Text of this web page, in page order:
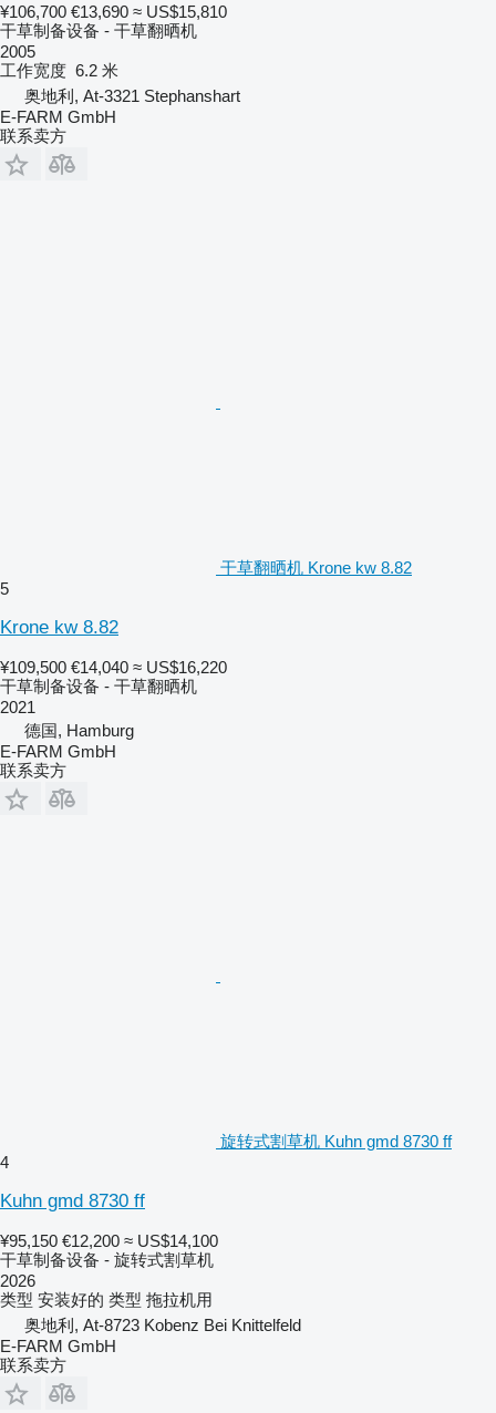
¥106,700 €13,690 ≈ US$15,810
干草制备设备 - 干草翻晒机
2005
工作宽度 6.2 米
奥地利, At-3321 Stephanshart
E-FARM GmbH
联系卖方
干草翻晒机 Krone kw 8.82
5
Krone kw 8.82
¥109,500 €14,040 ≈ US$16,220
干草制备设备 - 干草翻晒机
2021
德国, Hamburg
E-FARM GmbH
联系卖方
旋转式割草机 Kuhn gmd 8730 ff
4
Kuhn gmd 8730 ff
¥95,150 €12,200 ≈ US$14,100
干草制备设备 - 旋转式割草机
2026
类型 安装好的 类型 拖拉机用
奥地利, At-8723 Kobenz Bei Knittelfeld
E-FARM GmbH
联系卖方